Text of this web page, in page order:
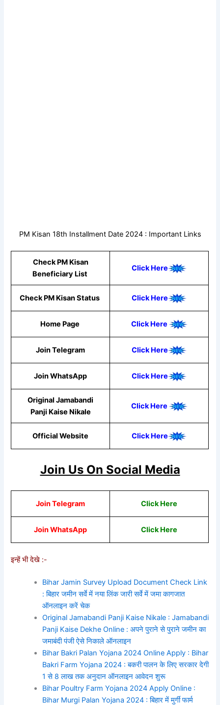
PM Kisan 18th Installment Date 2024 : Important Links
Check PM Kisan
Beneficiary List
Click Here
Check PM Kisan Status Click Here
Home Page Click Here
Join Telegram Click Here
Join WhatsApp Click Here
Original Jamabandi
Panji Kaise Nikale
Click Here
Official Website Click Here
Join Us On Social Media
Join Telegram Click Here
Join WhatsApp Click Here
इन्हें भी देखे :-
Bihar Jamin Survey Upload Document Check Link
: बिहार जमीन सर्वे में नया लिंक जारी सर्वे में जमा कागजात
ऑनलाइन करें चेक
Original Jamabandi Panji Kaise Nikale : Jamabandi
Panji Kaise Dekhe Online : अपने पुराने से पुराने जमीन का
जमाबंदी पंजी ऐसे निकाले ऑनलाइन
Bihar Bakri Palan Yojana 2024 Online Apply : Bihar
Bakri Farm Yojana 2024 : बकरी पालन के लिए सरकार देगी
1 से 8 लाख तक अनुदान ऑनलाइन आवेदन शुरू
Bihar Poultry Farm Yojana 2024 Apply Online :
Bihar Murgi Palan Yojana 2024 : बिहार में मुर्गी फार्म